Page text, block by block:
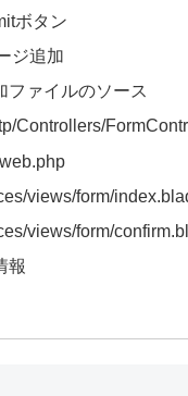
ボタン
ジ追加
ファイルのソース
Controllers/
views/form/
views/form/
報